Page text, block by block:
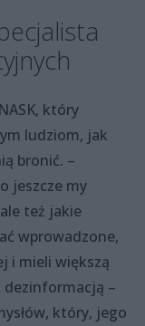
który
ludziom, jak
bronić. –
jeszcze my
też jakie
wprowadzone,
i mieli większą
dezinformacją –
który, jego